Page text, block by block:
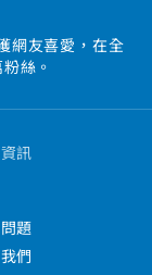
網友喜愛，在全
絲。
訊
題
們